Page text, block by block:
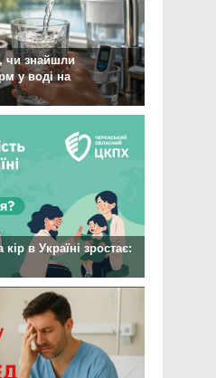
чи знайшли
у воді на
в Україні зростає: